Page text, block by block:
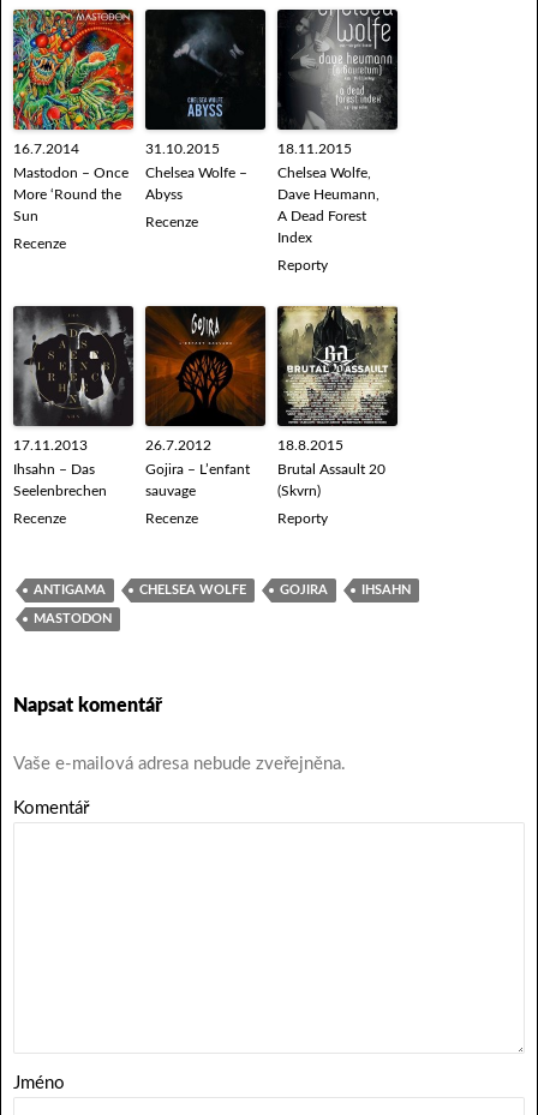
16.7.2014
Mastodon – Once
More ‘Round the
Sun
Recenze
31.10.2015
Chelsea Wolfe –
Abyss
Recenze
18.11.2015
Chelsea Wolfe,
Dave Heumann,
A Dead Forest
Index
Reporty
17.11.2013
Ihsahn – Das
Seelenbrechen
Recenze
26.7.2012
Gojira – L’enfant
sauvage
Recenze
18.8.2015
Brutal Assault 20
(Skvrn)
Reporty
ANTIGAMA CHELSEA WOLFE GOJIRA IHSAHN
MASTODON
Napsat komentář
Vaše e-mailová adresa nebude zveřejněna.
Komentář
Jméno